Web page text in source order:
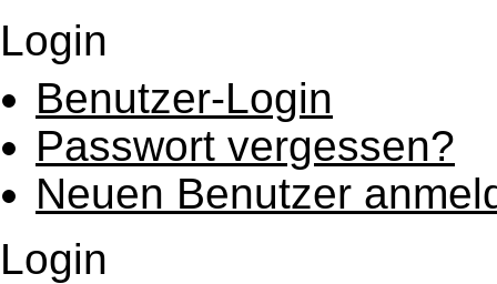
Login
Benutzer-Login
Passwort vergessen?
Neuen Benutzer
Login